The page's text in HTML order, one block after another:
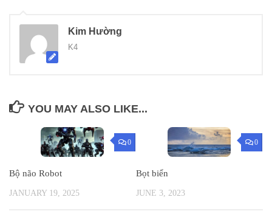
Kim Hường
K4
YOU MAY ALSO LIKE...
0
Bộ não Robot
JANUARY 19, 2025
0
Bọt biển
JUNE 3, 2023